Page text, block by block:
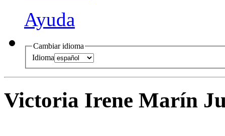
Ayuda
Cambiar idioma
Idioma
Victoria Irene Marín